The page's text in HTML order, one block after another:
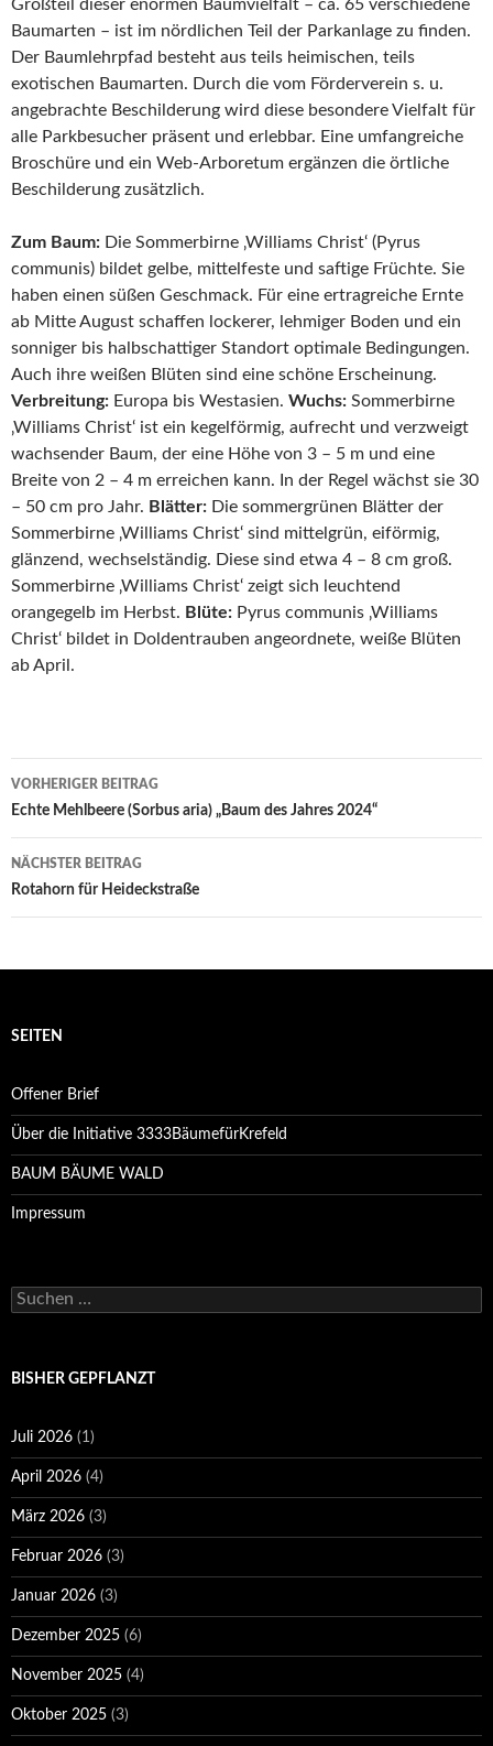
Großteil dieser enormen Baumvielfalt – ca. 65 verschiedene
Baumarten – ist im nördlichen Teil der Parkanlage zu finden.
Der Baumlehrpfad besteht aus teils heimischen, teils
exotischen Baumarten. Durch die vom Förderverein s. u.
angebrachte Beschilderung wird diese besondere Vielfalt für
alle Parkbesucher präsent und erlebbar. Eine umfangreiche
Broschüre und ein Web-Arboretum ergänzen die örtliche
Beschilderung zusätzlich.
Zum Baum: Die Sommerbirne ‚Williams Christ‘ (Pyrus
communis) bildet gelbe, mittelfeste und saftige Früchte. Sie
haben einen süßen Geschmack. Für eine ertragreiche Ernte
ab Mitte August schaffen lockerer, lehmiger Boden und ein
sonniger bis halbschattiger Standort optimale Bedingungen.
Auch ihre weißen Blüten sind eine schöne Erscheinung.
Verbreitung: Europa bis Westasien. Wuchs: Sommerbirne
‚Williams Christ‘ ist ein kegelförmig, aufrecht und verzweigt
wachsender Baum, der eine Höhe von 3 – 5 m und eine
Breite von 2 – 4 m erreichen kann. In der Regel wächst sie 30
– 50 cm pro Jahr. Blätter: Die sommergrünen Blätter der
Sommerbirne ‚Williams Christ‘ sind mittelgrün, eiförmig,
glänzend, wechselständig. Diese sind etwa 4 – 8 cm groß.
Sommerbirne ‚Williams Christ‘ zeigt sich leuchtend
orangegelb im Herbst. Blüte: Pyrus communis ‚Williams
Christ‘ bildet in Doldentrauben angeordnete, weiße Blüten
ab April.
Beitrags-
Navigation
VORHERIGER BEITRAG
Echte Mehlbeere (Sorbus aria) „Baum des Jahres 2024“
NÄCHSTER BEITRAG
Rotahorn für Heideckstraße
SEITEN
Offener Brief
Über die Initiative 3333BäumefürKrefeld
BAUM BÄUME WALD
Impressum
Suchen
nach:
BISHER GEPFLANZT
Juli 2026 (1)
April 2026 (4)
März 2026 (3)
Februar 2026 (3)
Januar 2026 (3)
Dezember 2025 (6)
November 2025 (4)
Oktober 2025 (3)